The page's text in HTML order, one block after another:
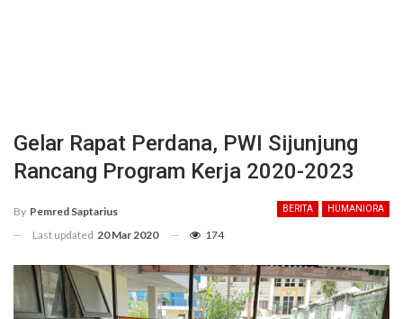
Gelar Rapat Perdana, PWI Sijunjung
Rancang Program Kerja 2020-2023
BERITA HUMANIORA
By Pemred Saptarius
Last updated 20 Mar 2020 174